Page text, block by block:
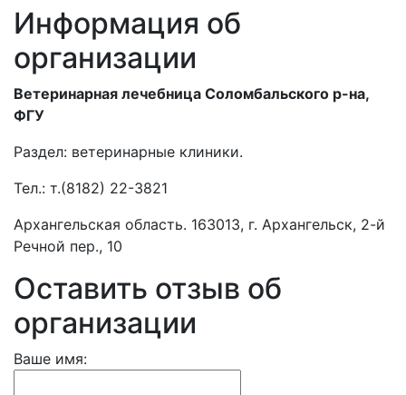
Информация об
организации
Ветеринарная лечебница Соломбальского р-на,
ФГУ
Раздел: ветеринарные клиники.
Тел.: т.(8182) 22-3821
Архангельская область. 163013, г. Архангельск, 2-й
Речной пер., 10
Оставить отзыв об
организации
Ваше имя: